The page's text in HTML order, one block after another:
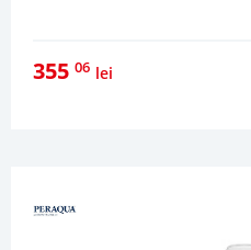
355 06 lei